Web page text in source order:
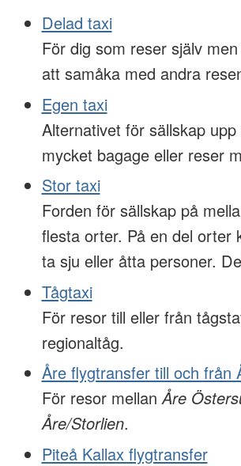
Delad taxi
För dig som reser själv
att samåka med andra
Egen taxi
Alternativet för sällskap
mycket bagage eller reser
Stor taxi
Forden för sällskap på
flesta orter. På en del orter
ta sju eller åtta personer.
Tågtaxi
För resor till eller från
regionaltåg.
Åre flygtransfer till och från
För resor mellanÅre
Åre/Storlien.
Piteå Kallax flygtransfer